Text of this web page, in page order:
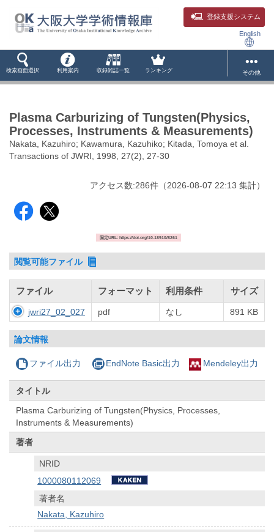
登録支援システム
English
検索画面選択 利用案内 収録雑誌一覧 ランキング その他
Plasma Carburizing of Tungsten(Physics,
Processes, Instruments & Measurements)
Nakata, Kazuhiro; Kawamura, Kazuhiko; Kitada, Tomoya et al.
Transactions of JWRI, 1998, 27(2), 27-30
アクセス数:286件 （2026-08-07 22:13 集計）
固定URL: https://doi.org/10.18910/8261
閲覧可能ファイル
ファイル フォーマット 利用条件 サイズ
jwri27_02_027 pdf なし 891 KB
論文情報
ファイル出力 EndNote Basic出力 Mendeley出力
タイトル
Plasma Carburizing of Tungsten(Physics, Processes,
Instruments & Measurements)
著者
NRID
1000080112069
著者名
Nakata, Kazuhiro